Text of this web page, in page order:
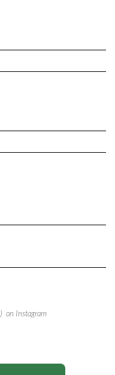
) on Instagram